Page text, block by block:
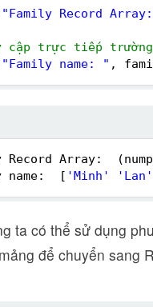
"Family Record
cập trực tiếp
"Family name: " ,
Record Array:
name:  [ 'Minh' 'Lan'
ta có thể sử dụng
để chuyển sang